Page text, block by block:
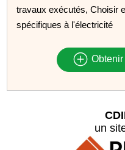
travaux exécutés, Choisir
spécifiques à l'électricité
un